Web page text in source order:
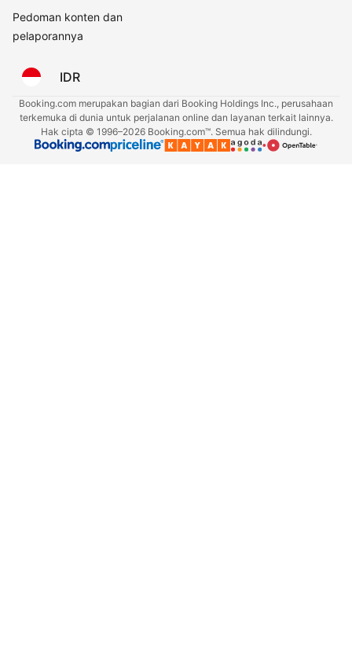
Pedoman konten dan
pelaporannya
IDR
Booking.com merupakan bagian dari Booking Holdings Inc., perusahaan
terkemuka di dunia untuk perjalanan online dan layanan terkait lainnya.
Hak cipta © 1996–2026 Booking.com™. Semua hak dilindungi.